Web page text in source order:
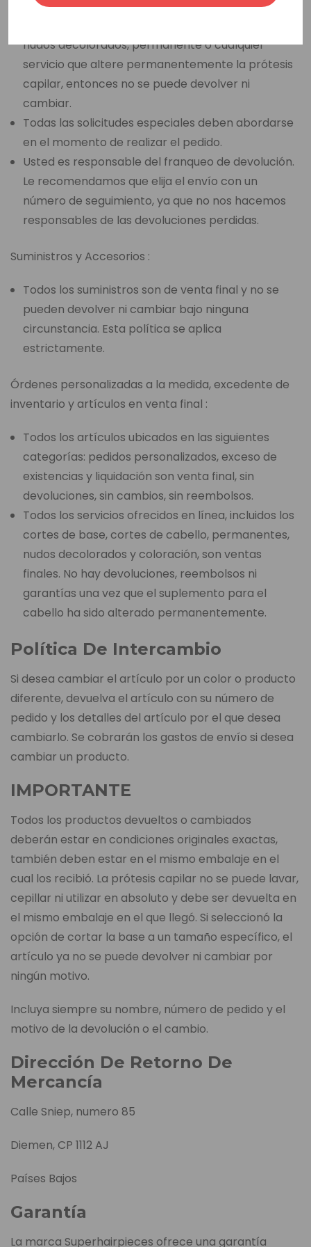
Si usted ha seleccionado una opción de venta final,
nudos decolorados, permanente o cualquier
servicio que altere permanentemente la prótesis
capilar, entonces no se puede devolver ni
cambiar.
Todas las solicitudes especiales deben abordarse
en el momento de realizar el pedido.
Usted es responsable del franqueo de devolución.
Le recomendamos que elija el envío con un
número de seguimiento, ya que no nos hacemos
responsables de las devoluciones perdidas.
Suministros y Accesorios :
Todos los suministros son de venta final y no se
pueden devolver ni cambiar bajo ninguna
circunstancia. Esta política se aplica
estrictamente.
Órdenes personalizadas a la medida, excedente de
inventario y artículos en venta final :
Todos los artículos ubicados en las siguientes
categorías: pedidos personalizados, exceso de
existencias y liquidación son venta final, sin
devoluciones, sin cambios, sin reembolsos.
Todos los servicios ofrecidos en línea, incluidos los
cortes de base, cortes de cabello, permanentes,
nudos decolorados y coloración, son ventas
finales. No hay devoluciones, reembolsos ni
garantías una vez que el suplemento para el
cabello ha sido alterado permanentemente.
Política De Intercambio
Si desea cambiar el artículo por un color o producto
diferente, devuelva el artículo con su número de
pedido y los detalles del artículo por el que desea
cambiarlo. Se cobrarán los gastos de envío si desea
cambiar un producto.
IMPORTANTE
Todos los productos devueltos o cambiados
deberán estar en condiciones originales exactas,
también deben estar en el mismo embalaje en el
cual los recibió. La prótesis capilar no se puede lavar,
cepillar ni utilizar en absoluto y debe ser devuelta en
el mismo embalaje en el que llegó. Si seleccionó la
opción de cortar la base a un tamaño específico, el
artículo ya no se puede devolver ni cambiar por
ningún motivo.
Incluya siempre su nombre, número de pedido y el
motivo de la devolución o el cambio.
Dirección De Retorno De
Mercancía
Calle Sniep, numero 85
Diemen, CP 1112 AJ
Países Bajos
Garantía
La marca Superhairpieces ofrece una garantía